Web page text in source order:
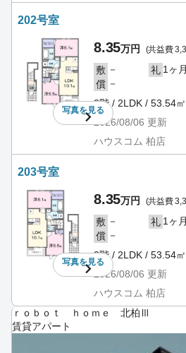
202号室
写真を見る
8.35万円 (共益費
敷 － 礼 1ヶ月
償 －
2階 / 2LDK / 53.54㎡
2026/08/06 更新
ハウスコム 柏店
203号室
写真を見る
8.35万円 (共益費
敷 － 礼 1ヶ月
償 －
2階 / 2LDK / 53.54㎡
2026/08/06 更新
ハウスコム 柏店
ｒｏｂｏｔ ｈｏｍｅ 北柏Ⅲ
賃貸アパート